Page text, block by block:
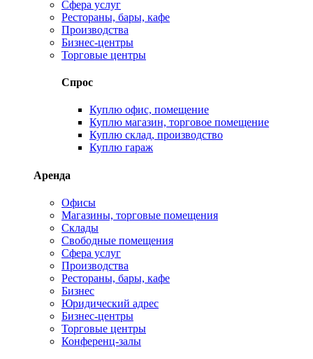
Сфера услуг
Рестораны, бары, кафе
Производства
Бизнес-центры
Торговые центры
Спрос
Куплю офис, помещение
Куплю магазин, торговое помещение
Куплю склад, производство
Куплю гараж
Аренда
Офисы
Магазины, торговые помещения
Склады
Свободные помещения
Сфера услуг
Производства
Рестораны, бары, кафе
Бизнес
Юридический адрес
Бизнес-центры
Торговые центры
Конференц-залы